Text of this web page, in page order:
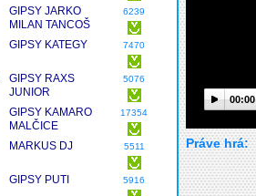
GIPSY JARKO
MILAN TANCOŠ
YUNIORI
6239
GIPSY KATEGY 7470
GIPSY RAXS
JUNIOR
5076
GIPSY KAMARO
MALČICE
17354
MARKUS DJ 5511
GIPSY PUTI 5916
00:00
Práve hrá: